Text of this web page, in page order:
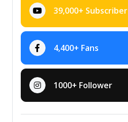
39,000+ Subscriber
4,400+ Fans
1000+ Follower